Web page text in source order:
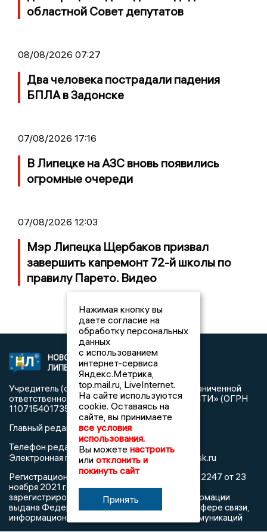
областной Совет депутатов
08/08/2026 07:27
Два человека пострадали падения
БПЛА в Задонске
07/08/2026 17:16
В Липецке на АЗС вновь появились
огромные очереди
07/08/2026 12:03
Мэр Липецка Щербаков призвал
завершить капремонт 72-й школы по
правилу Парето. Видео
НОВОСТИ
ЛИПЕЦКА
2021 © NEWSLIPETSK.RU | СИ
«Новости Липецка»
Учредитель (соучредители): Общество с ограниченной
ответственностью «РЕГИОНАЛЬНЫЕ НОВОСТИ» (ОГРН
1107154017354)
Главный редактор: Герцог Е.Г.
Телефон редакции: +7 903 699 9427
Электронная почта редакции:info@newslipetsk.ru
Регистрационный номер: серия Эл № ФС77-82247 от 23
ноября 2021 г. согласно выписке из реестра
зарегистрированных средств массовой информации
выдана Федеральной службой по надзору в сфере связи,
информационных технологий и массовых коммуникаций
Нажимая кнопку вы
даете согласие на
обработку персональных
данных
с использованием
интернет-сервиса
Яндекс.Метрика,
top.mail.ru, LiveInternet.
На сайте используются
cookie. Оставаясь на
сайте, вы принимаете
все условия
использования.
Вы можете настроить
или отклонить и
покинуть сайт
Принять